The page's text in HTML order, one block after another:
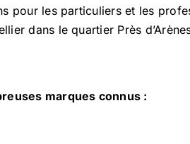
pour les particuliers et les
dans le quartier Près
marques connus :